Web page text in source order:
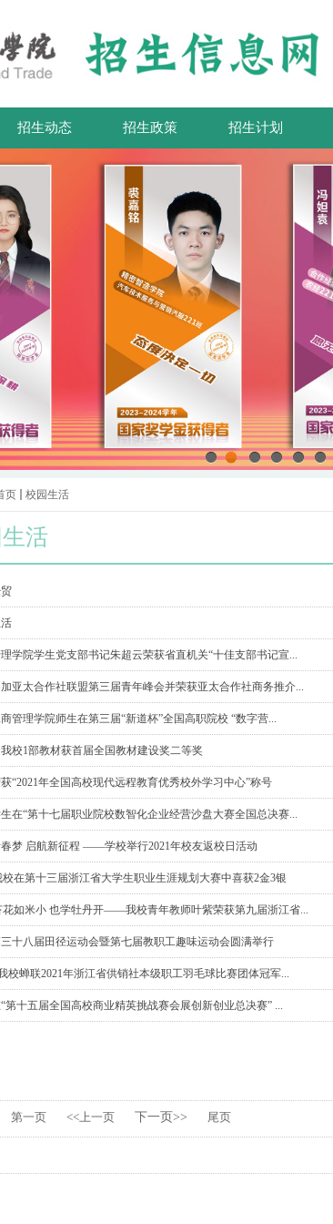
招生动态 招生政策 招生计划
页 校园生活
活
学院学生党支部书记朱超云荣获省直机关“十佳支部书记宣...
亚太合作社联盟第三届青年峰会并荣获亚太合作社商务推介...
管理学院师生在第三届“新道杯”全国高职院校 “数字营...
校1部教材获首届全国教材建设奖二等奖
“2021年全国高校现代远程教育优秀校外学习中心”称号
在“第十七届职业院校数智化企业经营沙盘大赛全国总决赛...
梦 启航新征程 ——学校举行2021年校友返校日活动
校在第十三届浙江省大学生职业生涯规划大赛中喜获2金3银
花如米小 也学牡丹开——我校青年教师叶紫荣获第九届浙江省...
十八届田径运动会暨第七届教职工趣味运动会圆满举行
校蝉联2021年浙江省供销社本级职工羽毛球比赛团体冠军...
第十五届全国高校商业精英挑战赛会展创新创业总决赛” ...
第一页 <<上一页 下一页>> 尾页